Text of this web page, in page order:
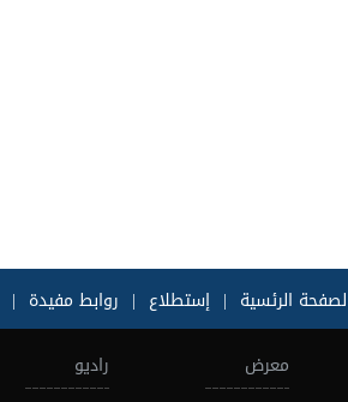
الرئسية | إستطلاع | روابط مفيدة |
معرض
راديو